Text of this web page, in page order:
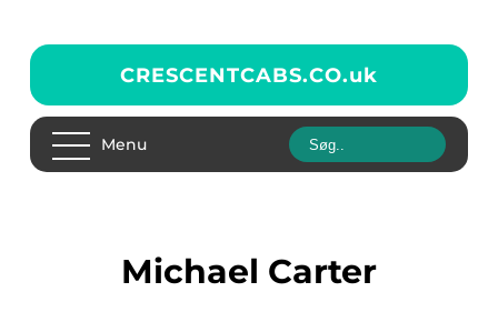
CRESCENTCABS.CO.uk
Menu
Michael Carter